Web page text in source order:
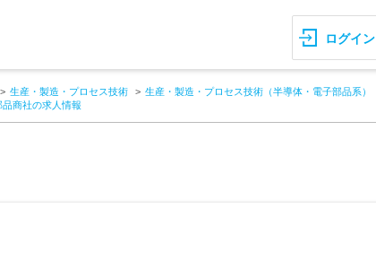
ログイン
生産・製造・プロセス技術 生産・製造・プロセス技術（半導体・電子部品系）
品商社の求人情報